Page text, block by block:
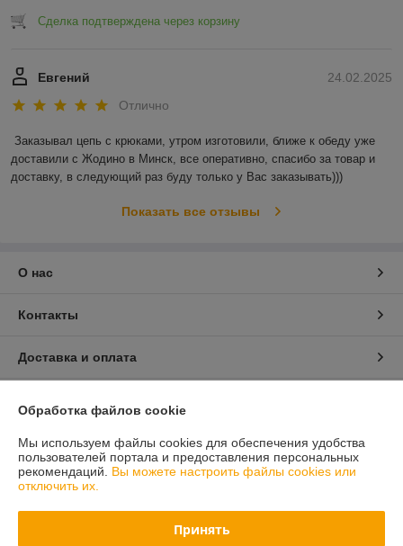
Сделка подтверждена через корзину
24.02.2025
Евгений
Отлично
Заказывал цепь с крюками, утром изготовили, ближе к обеду уже
доставили с Жодино в Минск, все оперативно, спасибо за товар и
доставку, в следующий раз буду только у Вас заказывать)))
Показать все отзывы
О нас
Контакты
Доставка и оплата
Полная версия сайта
Политика обработки cookies
Сайт создан на платформе Deal.by
Обработка файлов cookie
Мы используем файлы cookies для обеспечения удобства
пользователей портала и предоставления персональных
рекомендаций. Вы можете настроить файлы cookies или
отключить их.
Принять